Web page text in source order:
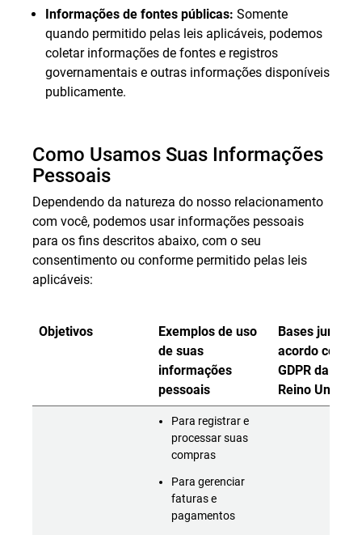
Informações de fontes públicas: Somente
quando permitido pelas leis aplicáveis, podemos
coletar informações de fontes e registros
governamentais e outras informações disponíveis
publicamente.
Como Usamos Suas Informações
Pessoais
Dependendo da natureza do nosso relacionamento
com você, podemos usar informações pessoais
para os fins descritos abaixo, com o seu
consentimento ou conforme permitido pelas leis
aplicáveis:
Objetivos
Exemplos de uso
de suas
informações
pessoais
Bases
acordo com o
GDPR da UE
Reino Unido
Para registrar e
processar suas
compras
Para gerenciar
faturas e
pagamentos